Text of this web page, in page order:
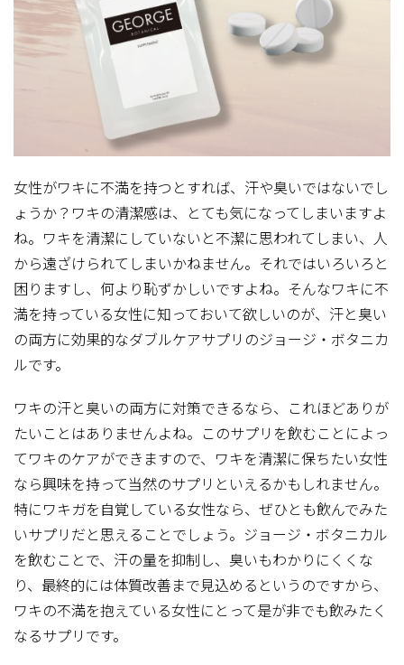
女性がワキに不満を持つとすれば、汗や臭いではないでし
ょうか？ワキの清潔感は、とても気になってしまいますよ
ね。ワキを清潔にしていないと不潔に思われてしまい、人
から遠ざけられてしまいかねません。それではいろいろと
困りますし、何より恥ずかしいですよね。そんなワキに不
満を持っている女性に知っておいて欲しいのが、汗と臭い
の両方に効果的なダブルケアサプリのジョージ・ボタニカ
ルです。
ワキの汗と臭いの両方に対策できるなら、これほどありが
たいことはありませんよね。このサプリを飲むことによっ
てワキのケアができますので、ワキを清潔に保ちたい女性
なら興味を持って当然のサプリといえるかもしれません。
特にワキガを自覚している女性なら、ぜひとも飲んでみた
いサプリだと思えることでしょう。ジョージ・ボタニカル
を飲むことで、汗の量を抑制し、臭いもわかりにくくな
り、最終的には体質改善まで見込めるというのですから、
ワキの不満を抱えている女性にとって是が非でも飲みたく
なるサプリです。